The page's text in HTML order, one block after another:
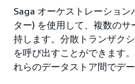
Saga オーケストレーショ
ター) を使用して、複数の
持します。分散トランザク
を呼び出すことができます
れらのデータストア間でデ